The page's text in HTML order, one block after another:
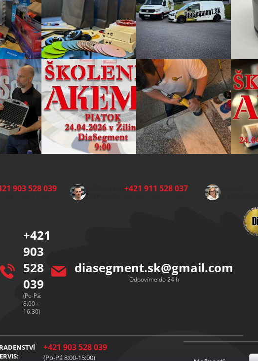
903 528 039
HŘBITOVNÍ+421 911 528 037
SKLAD
A EXPEDICE:
+421
903
528
039
(Po-Pá:
8:00 -
16:30)
diasegment.sk@gmail.com
Odpovíme do 24 h
+421 903 528 039
(Po-Pá 8:00-15:00)